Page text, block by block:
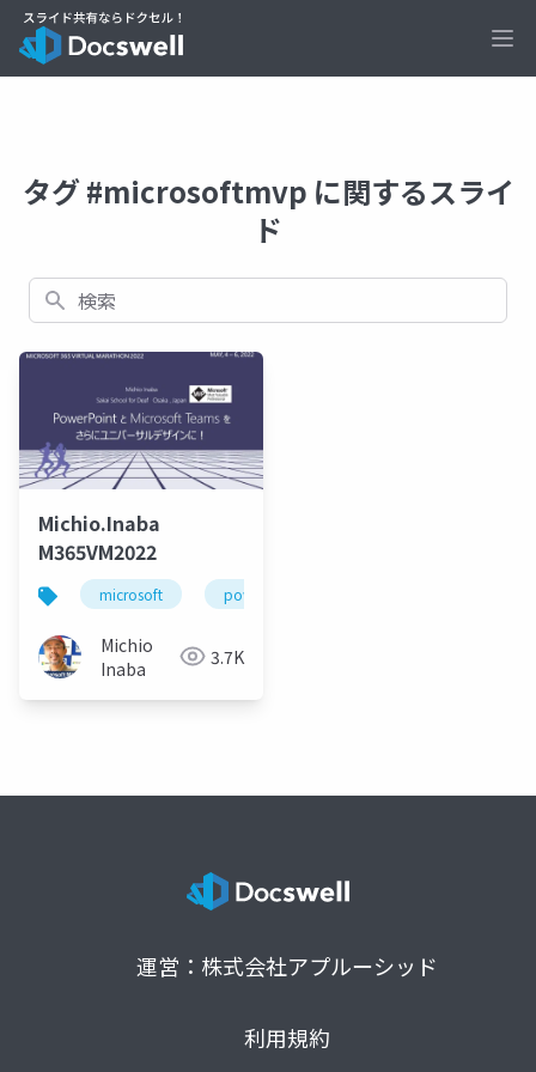
タグ #microsoftmvp に関するスライ
ド
検索
Michio.Inaba
M365VM2022
microsoft powerpoint
Michio
Inaba
3.7K
運営：株式会社アプルーシッド
利用規約